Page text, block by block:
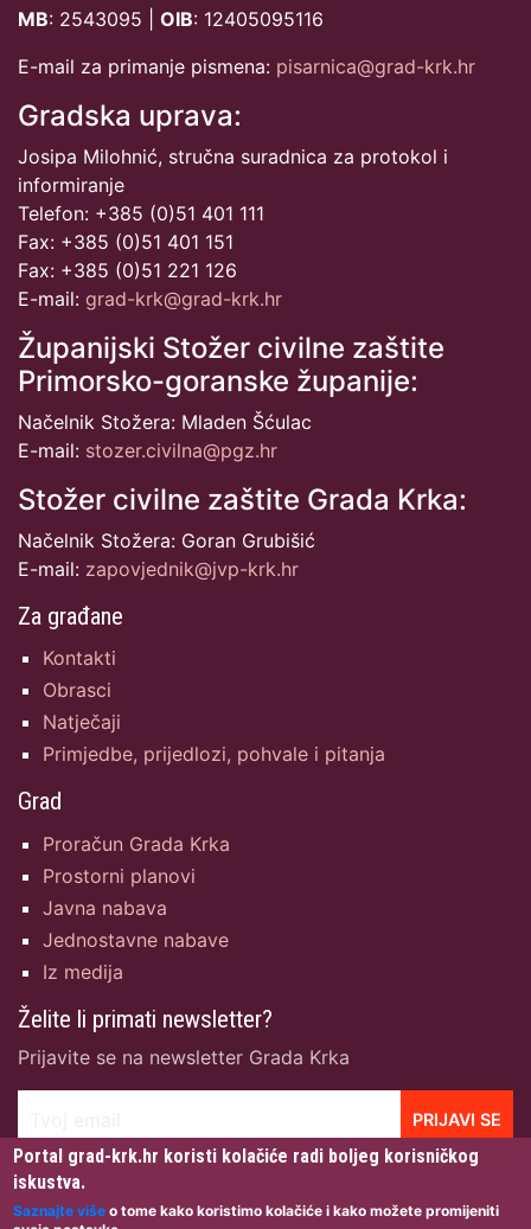
MB: 2543095 | OIB: 12405095116
E-mail za primanje pismena: pisarnica@grad-krk.hr
Gradska uprava:
Josipa Milohnić, stručna suradnica za protokol i
informiranje
Telefon: +385 (0)51 401 111
Fax: +385 (0)51 401 151
Fax: +385 (0)51 221 126
E-mail: grad-krk@grad-krk.hr
Županijski Stožer civilne zaštite
Primorsko-goranske županije:
Načelnik Stožera: Mladen Šćulac
E-mail: stozer.civilna@pgz.hr
Stožer civilne zaštite Grada Krka:
Načelnik Stožera: Goran Grubišić
E-mail: zapovjednik@jvp-krk.hr
Za građane
Kontakti
Obrasci
Natječaji
Primjedbe, prijedlozi, pohvale i pitanja
Grad
Proračun Grada Krka
Prostorni planovi
Javna nabava
Jednostavne nabave
Iz medija
Želite li primati newsletter?
Prijavite se na newsletter Grada Krka
PRIJAVI SE
Portal grad-krk.hr koristi kolačiće radi boljeg korisničkog
iskustva.
Saznajte više o tome kako koristimo kolačiće i kako možete promijeniti